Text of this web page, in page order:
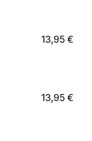
13,95€
13,95€